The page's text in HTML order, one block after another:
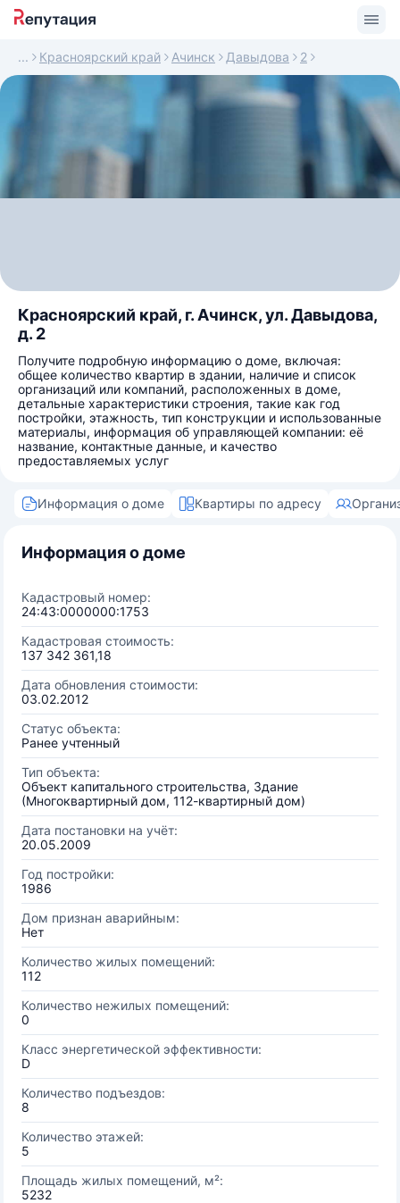
Красноярский край Ачинск Давыдова 2
Красноярский край, г. Ачинск, ул. Давыдова,
д. 2
Получите подробную информацию о доме, включая:
общее количество квартир в здании, наличие и список
организаций или компаний, расположенных в доме,
детальные характеристики строения, такие как год
постройки, этажность, тип конструкции и использованные
материалы, информация об управляющей компании: её
название, контактные данные, и качество
предоставляемых услуг
Информация о доме Квартиры по адресу
Информация о доме
Кадастровый номер:
24:43:0000000:1753
Кадастровая стоимость:
137 342 361,18
Дата обновления стоимости:
03.02.2012
Статус объекта:
Ранее учтенный
Тип объекта:
Объект капитального строительства, Здание
(Многоквартирный дом, 112-квартирный дом)
Дата постановки на учёт:
20.05.2009
Год постройки:
1986
Дом признан аварийным:
Нет
Количество жилых помещений:
112
Количество нежилых помещений:
0
Класс энергетической эффективности:
D
Количество подъездов:
8
Количество этажей:
5
Площадь жилых помещений, м²:
5232